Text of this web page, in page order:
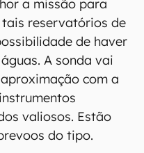
a missão para
reservatórios de
de haver
A sonda vai
com a
valiosos. Estão
do tipo.